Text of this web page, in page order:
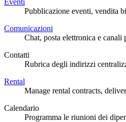
Eventi
Pubblicazione eventi, vendita
Comunicazioni
Chat, posta elettronica e canali
Contatti
Rubrica degli indirizzi
Rental
Manage rental contracts,
Calendario
Programma le riunioni dei